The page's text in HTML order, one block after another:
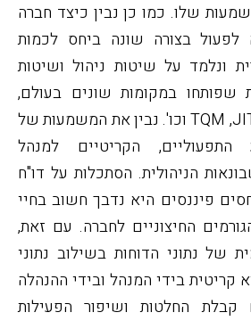
שלו. כמו כן נבין כיצד חברה
לפעול בצורה שונה ביחס לכמות
ונלמד על שיטות ניהול ושיטות
שפותחו במקומות שונים בעולם,
,
TQMוכו'. נבין את המשמעות של
התפעוליים, הקריטיים למנהל
הניהולית. הסתכלות על דו"ח
פיננסים היא נדבך חשוב בחיי
החיצוניים לחברה. עם זאת,
של נתוני הדוחות בשילוב נתוני
קריטית בידי המנהל ובידי ההנהלה
החלטות ושיפור הפעילות